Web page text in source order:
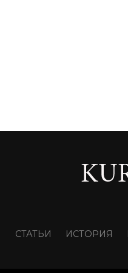
СТАТЬИ ИСТОРИЯ